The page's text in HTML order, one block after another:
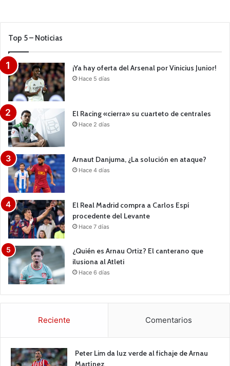
Top 5 – Noticias
¡Ya hay oferta del Arsenal por Vinicius Junior!
Hace 5 días
El Racing «cierra» su cuarteto de centrales
Hace 2 días
Arnaut Danjuma, ¿La solución en ataque?
Hace 4 días
El Real Madrid compra a Carlos Espí
procedente del Levante
Hace 7 días
¿Quién es Arnau Ortiz? El canterano que
ilusiona al Atleti
Hace 6 días
Reciente Comentarios
Peter Lim da luz verde al fichaje de Arnau
Martínez